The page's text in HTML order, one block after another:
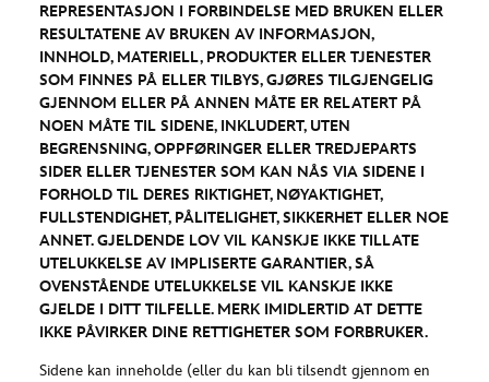
REPRESENTASJON I FORBINDELSE MED BRUKEN ELLER
RESULTATENE AV BRUKEN AV INFORMASJON,
INNHOLD, MATERIELL, PRODUKTER ELLER TJENESTER
SOM FINNES PÅ ELLER TILBYS, GJØRES TILGJENGELIG
GJENNOM ELLER PÅ ANNEN MÅTE ER RELATERT PÅ
NOEN MÅTE TIL SIDENE, INKLUDERT, UTEN
BEGRENSNING, OPPFØRINGER ELLER TREDJEPARTS
SIDER ELLER TJENESTER SOM KAN NÅS VIA SIDENE I
FORHOLD TIL DERES RIKTIGHET, NØYAKTIGHET,
FULLSTENDIGHET, PÅLITELIGHET, SIKKERHET ELLER NOE
ANNET. GJELDENDE LOV VIL KANSKJE IKKE TILLATE
UTELUKKELSE AV IMPLISERTE GARANTIER, SÅ
OVENSTÅENDE UTELUKKELSE VIL KANSKJE IKKE
GJELDE I DITT TILFELLE. MERK IMIDLERTID AT DETTE
IKKE PÅVIRKER DINE RETTIGHETER SOM FORBRUKER.
Sidene kan inneholde (eller du kan bli tilsendt gjennom en